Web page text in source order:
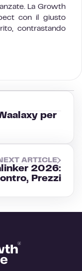
La Growth
con il giusto
contrastando
per
ARTICLE
2026:
Prezzi